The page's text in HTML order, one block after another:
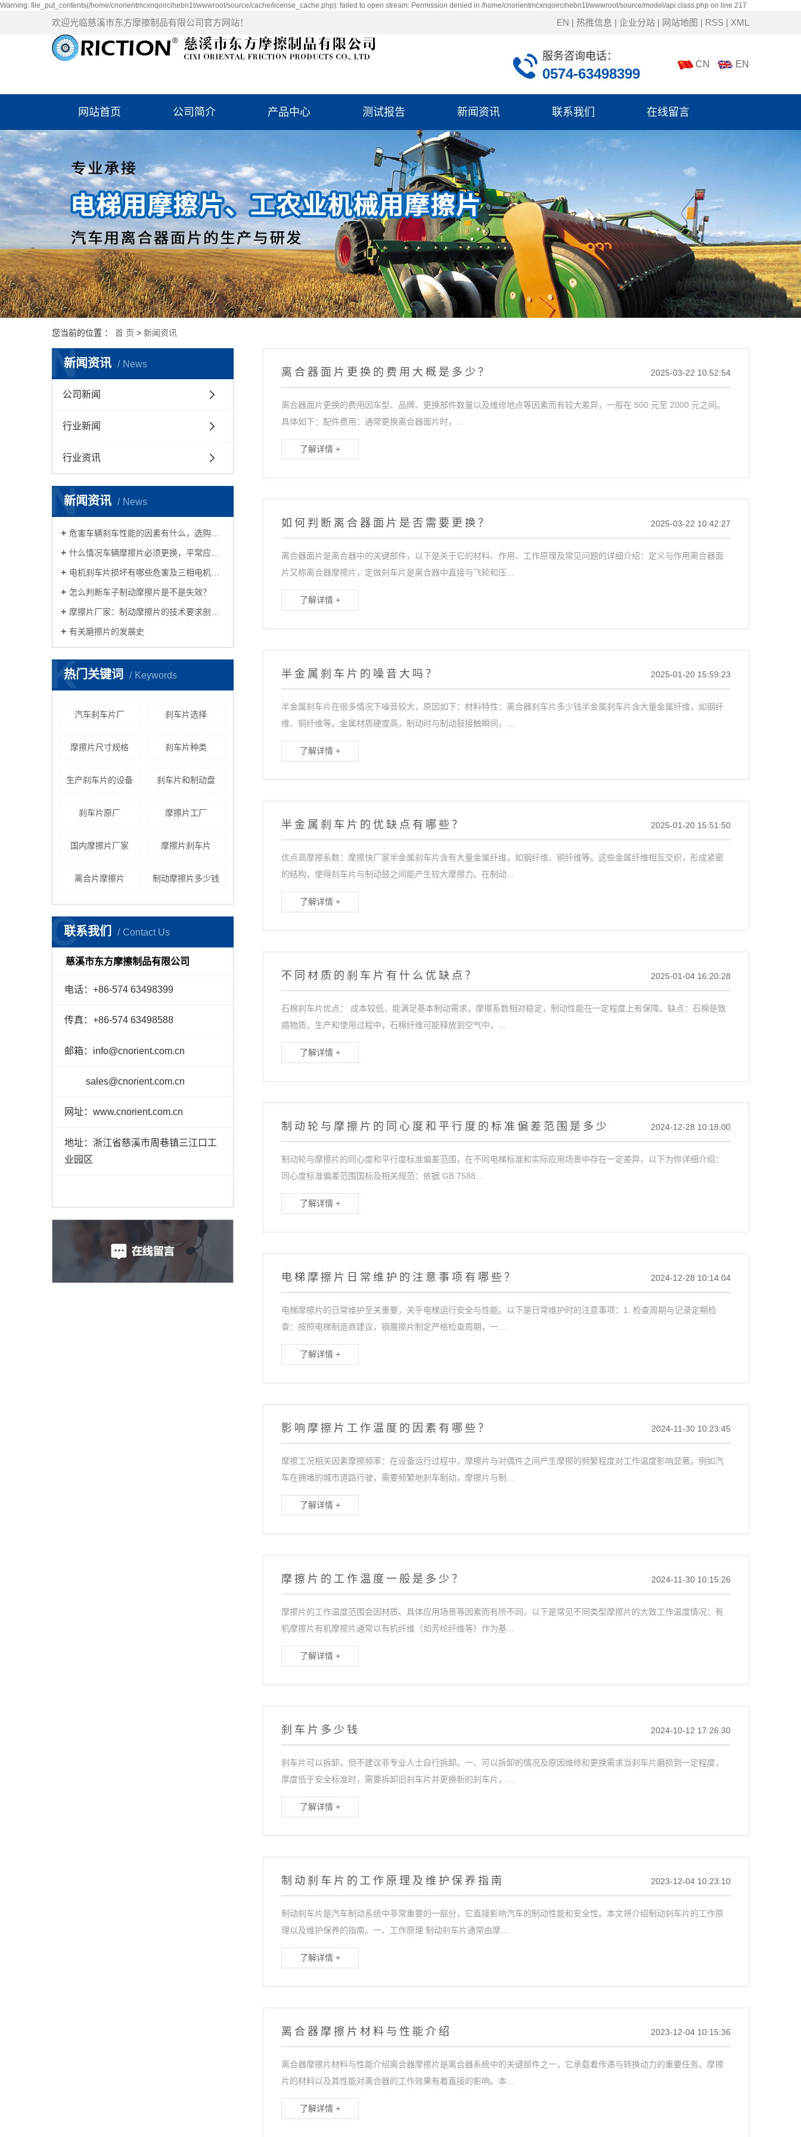
Warning: file_put_contents(/home/cnorientmcxnqoircihebn1t/wwwroot/source/cache/license_cache.php): failed to open stream: Permission denied in /home/cnorientmcxnqoircihebn1t/wwwroot/source/model/api.class.php on line 217
欢迎光临慈溪市东方摩擦制品有限公司官方网站！ EN | 热推信息 | 企业分站 | 网站地图 | RSS | XML
CN EN
服务咨询电话：
0574-63498399
网站首页 公司简介 产品中心 测试报告 新闻资讯 联系我们 在线留言
您当前的位置 ： 首 页 > 新闻资讯
新闻资讯 News
N
公司新闻
行业新闻
行业资讯
新闻资讯 News
N
危害车辆刹车性能的因素有什么，选购摩擦片时必须考虑到哪些？
什么情况车辆摩擦片必须更换，平常应当怎样保养？
电机刹车片损坏有哪些危害及三相电机刹车方法及接线方法共享
怎么判断车子制动摩擦片是不是失效？
摩擦片厂家：制动摩擦片的技术要求剖析车子摩擦片的养护方式
有关磨擦片的发展史
热门关键词 Keywords
K
汽车刹车片厂 刹车片选择
摩擦片尺寸规格 刹车片种类
生产刹车片的设备 刹车片和制动盘
刹车片原厂 摩擦片工厂
国内摩擦片厂家 摩擦片刹车片
离合片摩擦片 制动摩擦片多少钱
联系我们 Contact Us
C
慈溪市东方摩擦制品有限公司
电话：+86-574 63498399
传真：+86-574 63498588
邮箱：info@cnorient.com.cn
sales@cnorient.com.cn
网址：www.cnorient.com.cn
地址：浙江省慈溪市周巷镇三江口工
业园区
离合器面片更换的费用大概是多少？ 2025-03-22 10:52:54
离合器面片更换的费用因车型、品牌、更换部件数量以及维修地点等因素而有较大差异，一般在 500 元至 2000 元之间。
具体如下：配件费用：通常更换离合器面片时，...
了解详情 +
如何判断离合器面片是否需要更换？ 2025-03-22 10:42:27
离合器面片是离合器中的关键部件，以下是关于它的材料、作用、工作原理及常见问题的详细介绍：定义与作用离合器面
片又称离合器摩擦片，定做刹车片是离合器中直接与飞轮和压...
了解详情 +
半金属刹车片的噪音大吗？ 2025-01-20 15:59:23
半金属刹车片在很多情况下噪音较大，原因如下：材料特性：离合器刹车片多少钱半金属刹车片含大量金属纤维，如钢纤
维、铜纤维等。金属材质硬度高，制动时与制动鼓接触瞬间，...
了解详情 +
半金属刹车片的优缺点有哪些？ 2025-01-20 15:51:50
优点高摩擦系数：摩擦快厂家半金属刹车片含有大量金属纤维，如钢纤维、铜纤维等。这些金属纤维相互交织，形成紧密
的结构，使得刹车片与制动鼓之间能产生较大摩擦力。在制动...
了解详情 +
不同材质的刹车片有什么优缺点？ 2025-01-04 16:20:28
石棉刹车片优点： 成本较低，能满足基本制动需求，摩擦系数相对稳定，制动性能在一定程度上有保障。缺点：石棉是致
癌物质，生产和使用过程中，石棉纤维可能释放到空气中，...
了解详情 +
制动轮与摩擦片的同心度和平行度的标准偏差范围是多少 2024-12-28 10:18:00
制动轮与摩擦片的同心度和平行度标准偏差范围，在不同电梯标准和实际应用场景中存在一定差异，以下为你详细介绍：
同心度标准偏差范围国标及相关规范：依据 GB 7588...
了解详情 +
电梯摩擦片日常维护的注意事项有哪些？ 2024-12-28 10:14:04
电梯摩擦片的日常维护至关重要，关乎电梯运行安全与性能。以下是日常维护时的注意事项：1. 检查周期与记录定期检
查：按照电梯制造商建议，钢魔擦片制定严格检查周期，一...
了解详情 +
影响摩擦片工作温度的因素有哪些？ 2024-11-30 10:23:45
摩擦工况相关因素摩擦频率：在设备运行过程中，摩擦片与对偶件之间产生摩擦的频繁程度对工作温度影响显著。例如汽
车在拥堵的城市道路行驶，需要频繁地刹车制动，摩擦片与制...
了解详情 +
摩擦片的工作温度一般是多少？ 2024-11-30 10:15:26
摩擦片的工作温度范围会因材质、具体应用场景等因素而有所不同，以下是常见不同类型摩擦片的大致工作温度情况：有
机摩擦片有机摩擦片通常以有机纤维（如芳纶纤维等）作为基...
了解详情 +
刹车片多少钱 2024-10-12 17:26:30
刹车片可以拆卸，但不建议非专业人士自行拆卸。一、可以拆卸的情况及原因维修和更换需求当刹车片磨损到一定程度，
厚度低于安全标准时，需要拆卸旧刹车片并更换新的刹车片，...
了解详情 +
制动刹车片的工作原理及维护保养指南 2023-12-04 10:23:10
制动刹车片是汽车制动系统中非常重要的一部分，它直接影响汽车的制动性能和安全性。本文将介绍制动刹车片的工作原
理以及维护保养的指南。一、工作原理 制动刹车片通常由摩...
了解详情 +
离合器摩擦片材料与性能介绍 2023-12-04 10:15:36
离合器摩擦片材料与性能介绍离合器摩擦片是离合器系统中的关键部件之一，它承载着传递与转换动力的重要任务。摩擦
片的材料以及其性能对离合器的工作效果有着直接的影响。本...
了解详情 +